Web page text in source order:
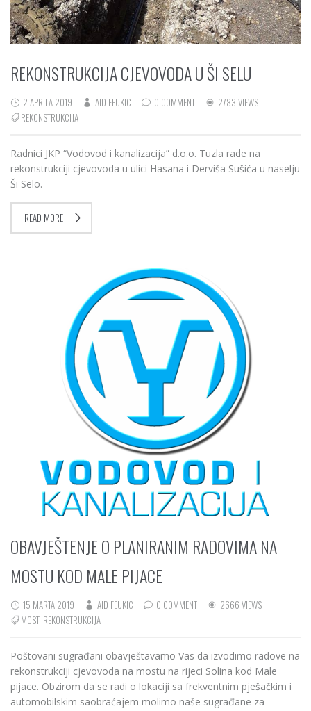
REKONSTRUKCIJA CJEVOVODA U ŠI SELU
2 APRILA 2019 AID FEUKIC 0 COMMENT
2783 VIEWS
REKONSTRUKCIJA
Radnici JKP “Vodovod i kanalizacija” d.o.o. Tuzla rade na
rekonstrukciji cjevovoda u ulici Hasana i Derviša Sušića u naselju
Ši Selo.
READ MORE
OBAVJEŠTENJE O PLANIRANIM RADOVIMA NA
MOSTU KOD MALE PIJACE
15 MARTA 2019 AID FEUKIC 0 COMMENT
2666 VIEWS
MOST, REKONSTRUKCIJA
Poštovani sugrađani obavještavamo Vas da izvodimo radove na
rekonstrukciji cjevovoda na mostu na rijeci Solina kod Male
pijace. Obzirom da se radi o lokaciji sa frekventnim pješačkim i
automobilskim saobraćajem molimo naše sugrađane za